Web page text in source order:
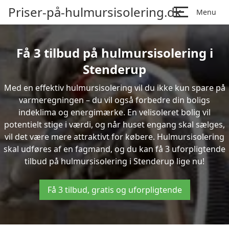
Priser-på-hulmursisolering.dk Menu
Få 3 tilbud på hulmursisolering i
Stenderup
Med en effektiv hulmursisolering vil du ikke kun spare på
varmeregningen – du vil også forbedre din boligs
indeklima og energimærke. En velisoleret bolig vil
potentielt stige i værdi, og når huset engang skal sælges,
vil det være mere attraktivt for købere. Hulmursisolering
skal udføres af en fagmand, og du kan få 3 uforpligtende
tilbud på hulmursisolering i Stenderup lige nu!
Få 3 tilbud, gratis og uforpligtende